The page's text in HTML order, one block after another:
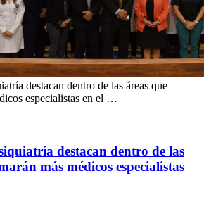
destacan dentro de las áreas que
especialistas en el …
destacan dentro de las
más médicos especialistas